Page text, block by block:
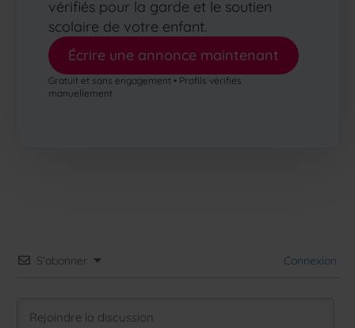
vérifiés pour la garde et le soutien
scolaire de votre enfant.
Écrire une annonce maintenant
Gratuit et sans engagement • Profils vérifiés
manuellement
S’abonner Connexion